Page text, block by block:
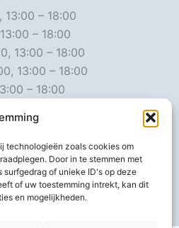
technologieën zoals cookies om
Door in te stemmen met
of unieke ID's op deze
of uw toestemming intrekt, kan dit
en mogelijkheden.
13:00 – 18:00
– 18:00
13:00 – 18:00
13:00 – 18:00
– 18:00